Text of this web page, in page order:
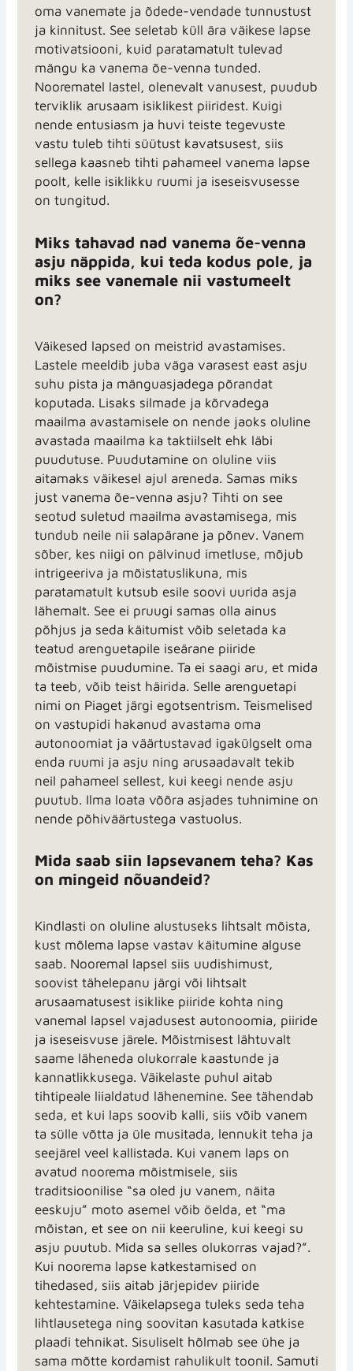
oma vanemate ja õdede-vendade tunnustust
ja kinnitust. See seletab küll ära väikese lapse
motivatsiooni, kuid paratamatult tulevad
mängu ka vanema õe-venna tunded.
Noorematel lastel, olenevalt vanusest, puudub
terviklik arusaam isiklikest piiridest. Kuigi
nende entusiasm ja huvi teiste tegevuste
vastu tuleb tihti süütust kavatsusest, siis
sellega kaasneb tihti pahameel vanema lapse
poolt, kelle isiklikku ruumi ja iseseisvusesse
on tungitud.
Miks tahavad nad vanema õe-venna
asju näppida, kui teda kodus pole, ja
miks see vanemale nii vastumeelt
on?
Väikesed lapsed on meistrid avastamises.
Lastele meeldib juba väga varasest east asju
suhu pista ja mänguasjadega põrandat
koputada. Lisaks silmade ja kõrvadega
maailma avastamisele on nende jaoks oluline
avastada maailma ka taktiilselt ehk läbi
puudutuse. Puudutamine on oluline viis
aitamaks väikesel ajul areneda. Samas miks
just vanema õe-venna asju? Tihti on see
seotud suletud maailma avastamisega, mis
tundub neile nii salapärane ja põnev. Vanem
sõber, kes niigi on pälvinud imetluse, mõjub
intrigeeriva ja mõistatuslikuna, mis
paratamatult kutsub esile soovi uurida asja
lähemalt. See ei pruugi samas olla ainus
põhjus ja seda käitumist võib seletada ka
teatud arenguetapile iseärane piiride
mõistmise puudumine. Ta ei saagi aru, et mida
ta teeb, võib teist häirida. Selle arenguetapi
nimi on Piaget järgi egotsentrism. Teismelised
on vastupidi hakanud avastama oma
autonoomiat ja väärtustavad igakülgselt oma
enda ruumi ja asju ning arusaadavalt tekib
neil pahameel sellest, kui keegi nende asju
puutub. Ilma loata võõra asjades tuhnimine on
nende põhiväärtustega vastuolus.
Mida saab siin lapsevanem teha? Kas
on mingeid nõuandeid?
Kindlasti on oluline alustuseks lihtsalt mõista,
kust mõlema lapse vastav käitumine alguse
saab. Nooremal lapsel siis uudishimust,
soovist tähelepanu järgi või lihtsalt
arusaamatusest isiklike piiride kohta ning
vanemal lapsel vajadusest autonoomia, piiride
ja iseseisvuse järele. Mõistmisest lähtuvalt
saame läheneda olukorrale kaastunde ja
kannatlikkusega. Väikelaste puhul aitab
tihtipeale liialdatud lähenemine. See tähendab
seda, et kui laps soovib kalli, siis võib vanem
ta sülle võtta ja üle musitada, lennukit teha ja
seejärel veel kallistada. Kui vanem laps on
avatud noorema mõistmisele, siis
traditsioonilise “sa oled ju vanem, näita
eeskuju” moto asemel võib öelda, et “ma
mõistan, et see on nii keeruline, kui keegi su
asju puutub. Mida sa selles olukorras vajad?”.
Kui noorema lapse katkestamised on
tihedased, siis aitab järjepidev piiride
kehtestamine. Väikelapsega tuleks seda teha
lihtlausetega ning soovitan kasutada katkise
plaadi tehnikat. Sisuliselt hõlmab see ühe ja
sama mõtte kordamist rahulikult toonil. Samuti